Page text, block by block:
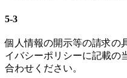
5-3
個人情報の開示等の請求の
イバシーポリシーに記載の
合わせください。